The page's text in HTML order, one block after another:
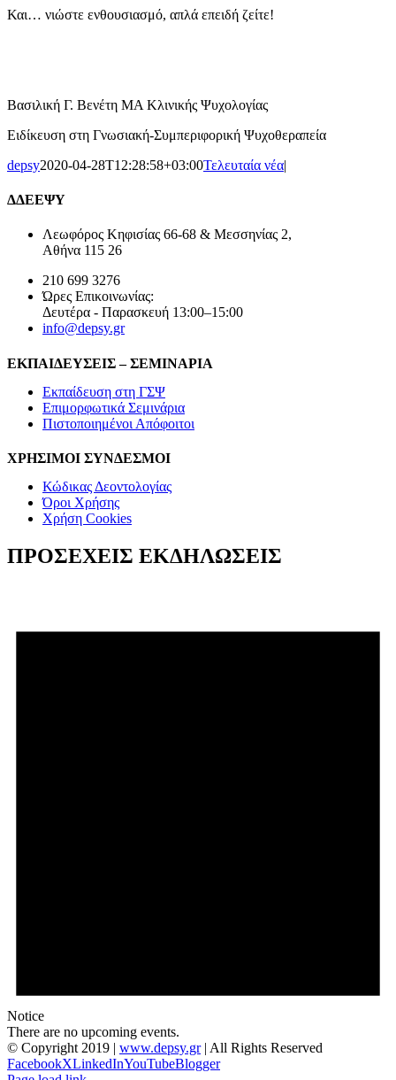
Και… νιώστε ενθουσιασμό, απλά επειδή ζείτε!
Βασιλική Γ. Βενέτη ΜΑ Κλινικής Ψυχολογίας
Ειδίκευση στη Γνωσιακή-Συμπεριφορική Ψυχοθεραπεία
depsy2020-04-28T12:28:58+03:00Τελευταία νέα|
ΔΔΕΕΨΥ
Λεωφόρος Κηφισίας 66-68 & Μεσσηνίας 2,
Αθήνα 115 26
210 699 3276
Ώρες Επικοινωνίας:
Δευτέρα - Παρασκευή 13:00–15:00
info@depsy.gr
ΕΚΠΑΙΔΕΥΣΕΙΣ – ΣΕΜΙΝΑΡΙΑ
Εκπαίδευση στη ΓΣΨ
Επιμορφωτικά Σεμινάρια
Πιστοποιημένοι Απόφοιτοι
ΧΡΗΣΙΜΟΙ ΣΥΝΔΕΣΜΟΙ
Κώδικας Δεοντολογίας
Όροι Χρήσης
Χρήση Cookies
ΠΡΟΣΕΧΕΙΣ ΕΚΔΗΛΩΣΕΙΣ
Notice
There are no upcoming events.
© Copyright 2019 | www.depsy.gr| All Rights Reserved
FacebookXLinkedInYouTubeBlogger